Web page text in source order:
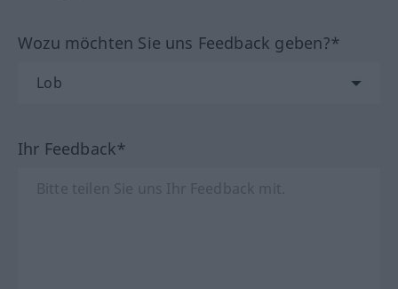
Wozu möchten Sie uns Feedback geben?*
Ihr Feedback*